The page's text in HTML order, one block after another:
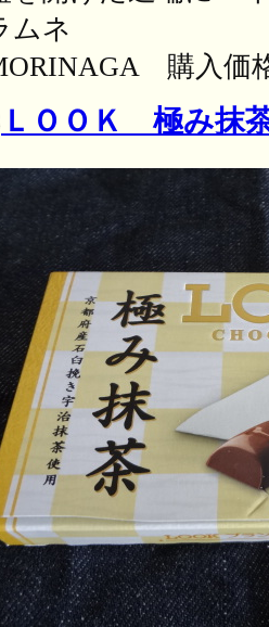
ムネ
購入価
ＬＯＯＫ 極み抹